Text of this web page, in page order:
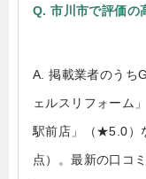
Q. 市川市で評価の
A. 掲載業者のうち
ェルスリフォーム
駅前店」（★5.0）
点）。最新の口コ